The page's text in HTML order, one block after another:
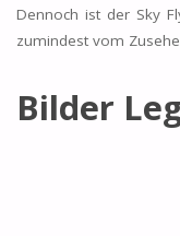
Dennoch ist der Sky
zumindest vom
Bilder